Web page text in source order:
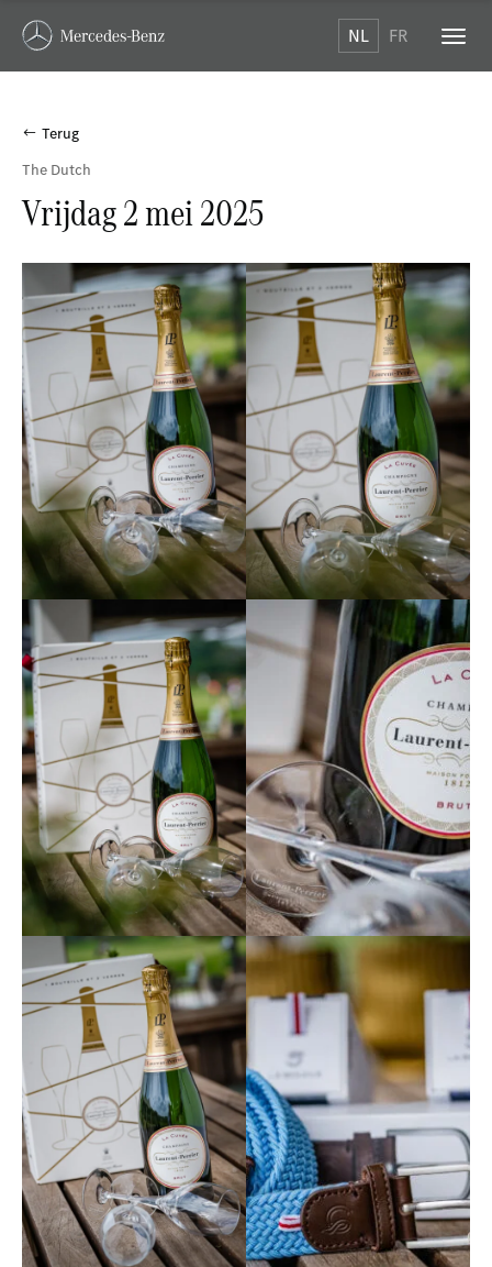
NL FR
Terug
The Dutch
Vrijdag 2 mei 2025